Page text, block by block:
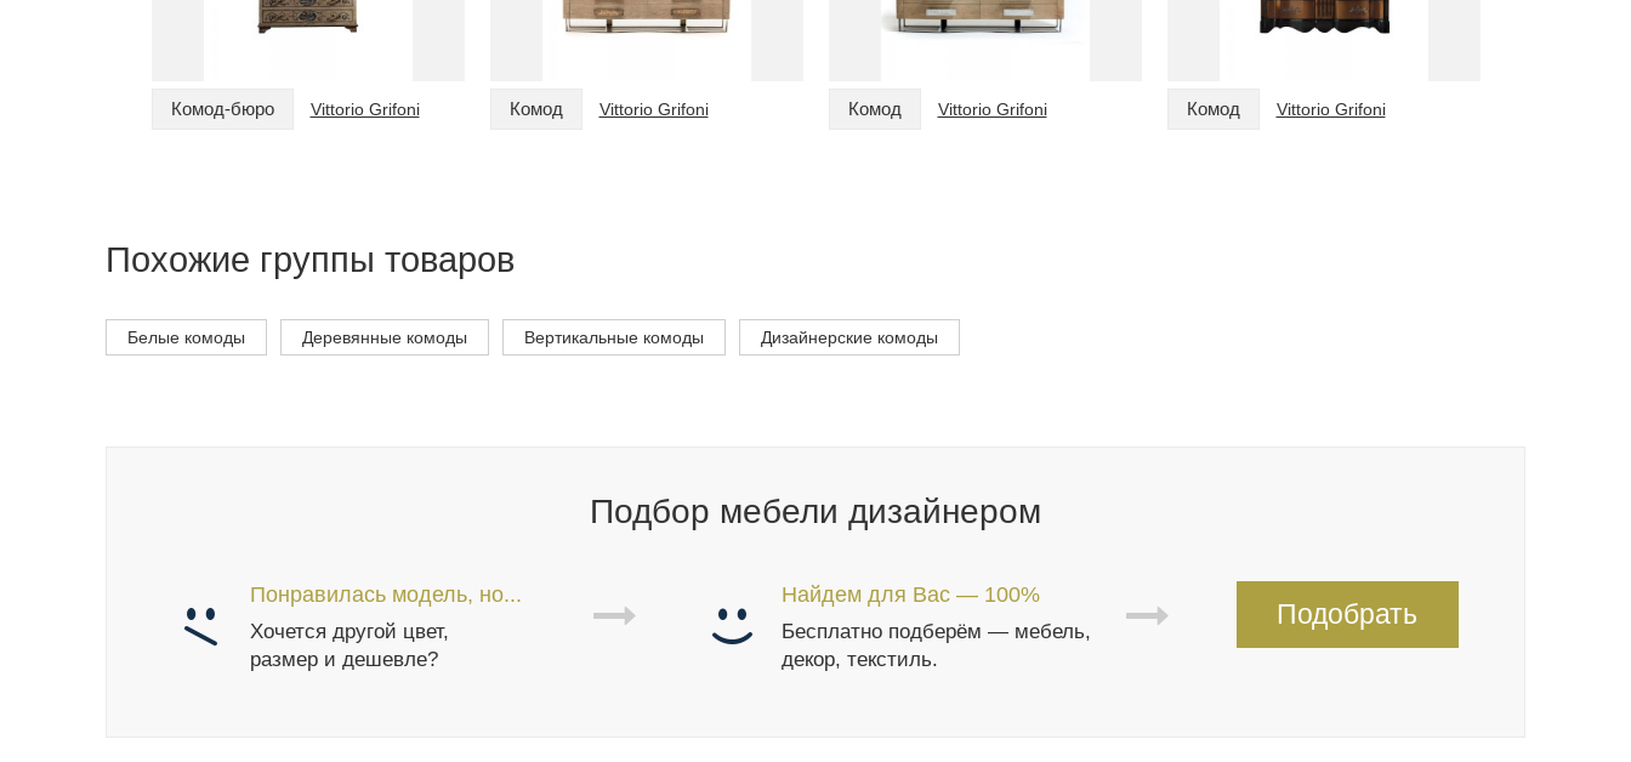
Комод-бюро Vittorio Grifoni Комод Vittorio Grifoni Комод Vittorio Grifoni Комод Vittorio Grifoni
Похожие группы товаров
Белые комоды Деревянные комоды Вертикальные комоды Дизайнерские комоды
Подбор мебели дизайнером
Понравилась модель, но...
Хочется другой цвет,
размер и дешевле?
Найдем для Вас — 100%
Бесплатно подберём — мебель,
декор, текстиль.
Подобрать